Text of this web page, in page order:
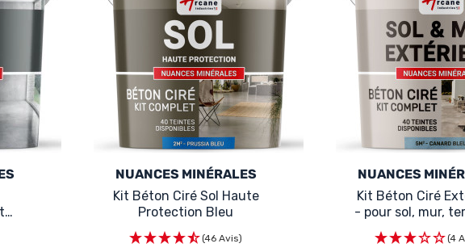
NUANCES MINÉRALES
Kit Béton Ciré Sol Haute
Protection Bleu
(46 Avis)
NUANCES
Kit Béton Ciré
- pour sol, mur,
balcon, escalier
(4